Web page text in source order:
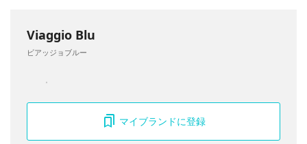
Viaggio Blu
ビアッジョブルー
マイブランドに登録